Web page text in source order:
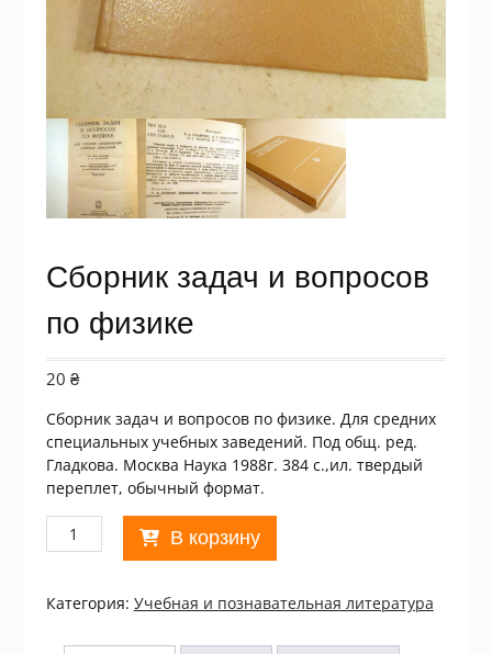
Сборник задач и вопросов
по физике
20 ₴
Сборник задач и вопросов по физике. Для средних
специальных учебных заведений. Под общ. ред.
Гладкова. Москва Наука 1988г. 384 с.,ил. твердый
переплет, обычный формат.
Количество
товара
задач
вопросов
В корзину
Категория: Учебная и познавательная литература